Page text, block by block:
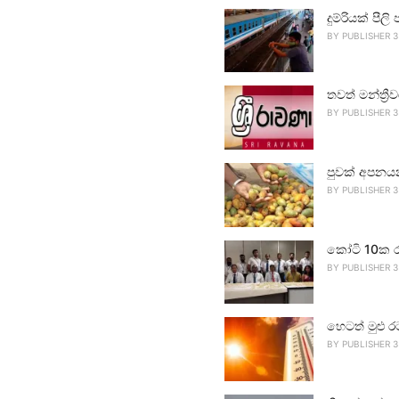
දුම්රියක් පීලි
BY PUBLISHER 3
තවත්
BY PUBLISHER 3
පුවක්
BY PUBLISHER 3
කෝටි 10ක
BY PUBLISHER 3
හෙටත් මුළු
BY PUBLISHER 3